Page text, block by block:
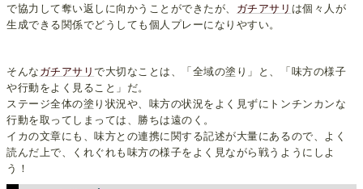
で協力して奪い返しに向かうことができたが、 ガチアサリ は個々人が
生成できる関係でどうしても個人プレーになりやすい。
そんな ガチアサリで大切なことは、「全域の塗り」と、「味方の様子
や行動をよく見ること」だ。
ステージ全体の塗り状況や、味方の状況をよく見ずにトンチンカンな
行動を取ってしまっては、勝ちは遠のく。
イカの文章にも、味方との連携に関する記述が大量にあるので、よく
読んだ上で、くれぐれも味方の様子をよく見ながら戦うようにしよ
う！